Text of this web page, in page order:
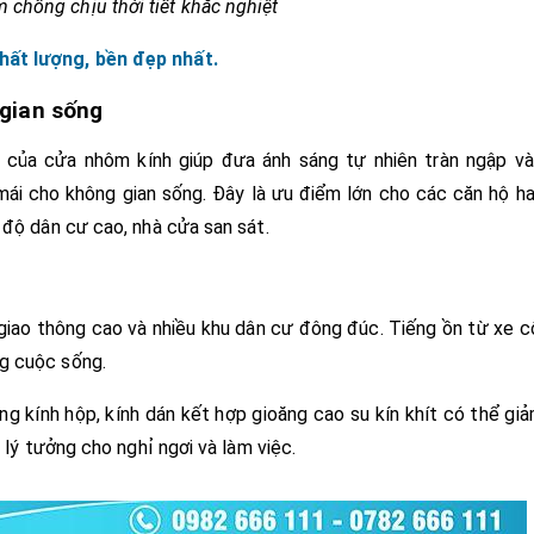
chống chịu thời tiết khắc nghiệt
lượng, bền đẹp nhất.
sống
cửa nhôm kính giúp đưa ánh sáng tự nhiên tràn ngập
cho không gian sống. Đây là ưu điểm lớn cho các căn hộ
dân cư cao, nhà cửa san sát.
thông cao và nhiều khu dân cư đông đúc. Tiếng ồn từ xe
cuộc sống.
kính hộp, kính dán kết hợp gioăng cao su kín khít có thể
tưởng cho nghỉ ngơi và làm việc.